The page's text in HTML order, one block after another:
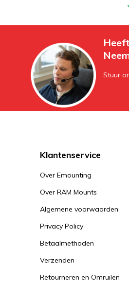
Stuur
Klantenservice
Over Emounting
Over RAM Mounts
Algemene voorwaarden
Privacy Policy
Betaalmethoden
Verzenden
Retourneren en Omruilen